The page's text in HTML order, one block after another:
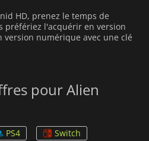
HD, prenez le temps de
préfériez l'acquérir en version
version numérique avec une clé
pour Alien
PS4
Switch